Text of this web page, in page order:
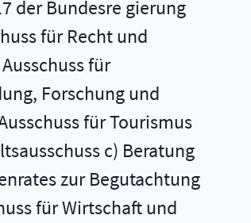
der Bundesre­ gierung
für Recht und
für
Forschung und
für Tourismus
c) Beratung
zur Begutachtung
für Wirtschaft und